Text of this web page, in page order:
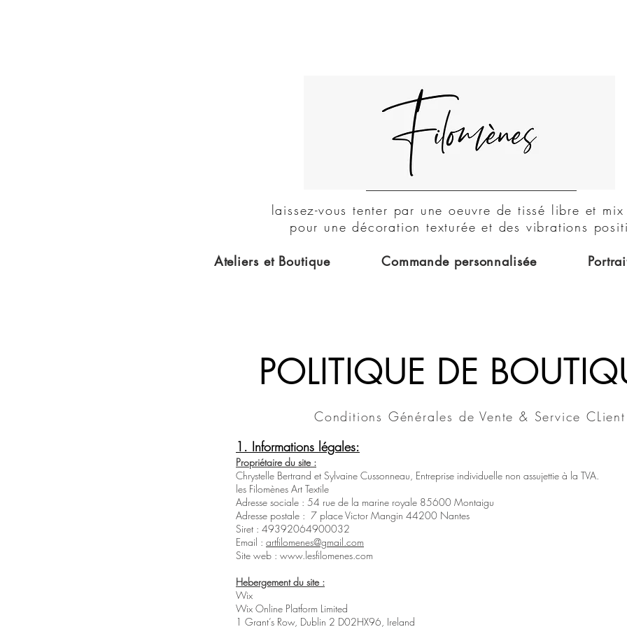
laissez-vous tenter par une oeuvre de tissé libre et
pour une décoration texturée et des vibrations
Ateliers et Boutique Commande personnalisée
POLITIQUE DE
Conditions Générales de Vente & Service CLient
1. Informations légales:
Propriétaire du site :
Chrystelle Bertrand et Sylvaine Cussonneau, Entreprise individuelle non assujettie à la TVA.
les Filomènes Art Textile
Adresse sociale : 54 rue de la marine royale 85600 Montaigu
Adresse postale : 7 place Victor Mangin 44200 Nantes
Siret : 49392064900032
Email : artfilomenes@gmail.com
Site web : www.lesfilomenes.com
Hebergement du site :
Wix
Wix Online Platform Limited
1 Grant’s Row, Dublin 2 D02HX96, Ireland